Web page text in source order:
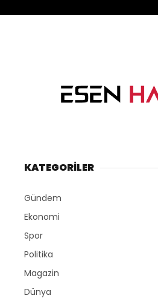
KATEGORİLER
Gündem
Ekonomi
Spor
Politika
Magazin
Dünya